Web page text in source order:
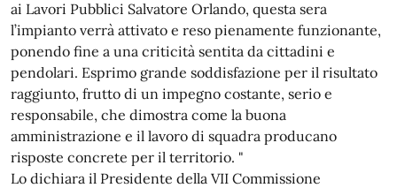
ai Lavori Pubblici Salvatore Orlando, questa sera
l’impianto verrà attivato e reso pienamente funzionante,
ponendo fine a una criticità sentita da cittadini e
pendolari. Esprimo grande soddisfazione per il risultato
raggiunto, frutto di un impegno costante, serio e
responsabile, che dimostra come la buona
amministrazione e il lavoro di squadra producano
risposte concrete per il territorio. "
Lo dichiara il Presidente della VII Commissione